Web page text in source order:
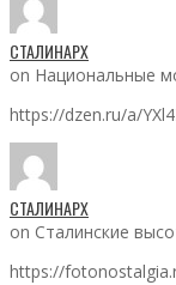
СТАЛИНАРХ
on Национальные
https://dzen.ru/a/
СТАЛИНАРХ
on Сталинские
https://